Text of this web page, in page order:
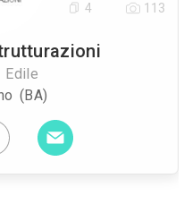
Edile
(BA)
4 113